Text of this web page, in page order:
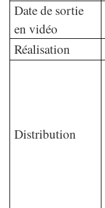
Date de sortie
en vidéo
Réalisation
Distribution